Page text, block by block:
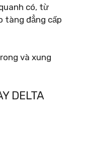
có, từ
tàng đẳng cấp
và xung
DELTA